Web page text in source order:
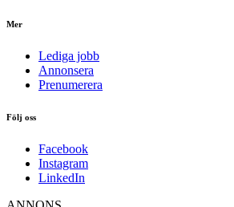
Mer
Lediga jobb
Annonsera
Prenumerera
Följ oss
Facebook
Instagram
LinkedIn